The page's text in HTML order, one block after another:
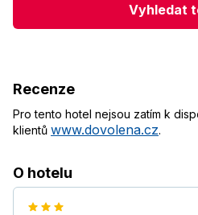
Vyhledat
Recenze
Pro tento hotel nejsou zatím k
klientů www.dovolena.cz.
O hotelu